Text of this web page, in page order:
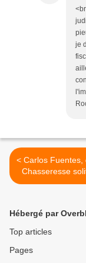
je
< Carlos Fuentes, de Diane,
Chasseresse
Bonheur des
Hébergé par
Top articles
Pages